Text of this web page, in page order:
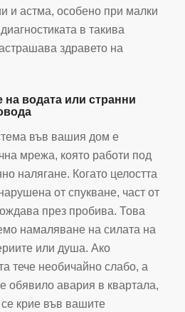
и астма, особено при малки
в такива
здравето на
на водата или странни
във вашия дом е
мрежа, която работи под
налягане. Когато целостта
от спукване, част от
през пробива. Това
намаляване на силата на
или душа. Ако
тече необичайно слабо, а
обявило авария в квартала,
крие във вашите